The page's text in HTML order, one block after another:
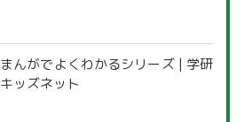
まんがでよくわかるシリーズ | 学研
キッズネット